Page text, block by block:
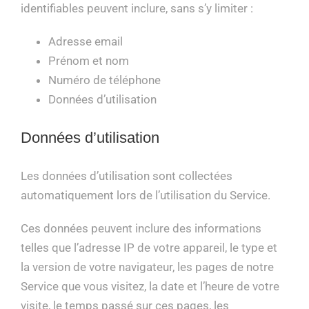
identifiables peuvent inclure, sans s’y limiter :
Adresse email
Prénom et nom
Numéro de téléphone
Données d’utilisation
Données d’utilisation
Les données d’utilisation sont collectées
automatiquement lors de l’utilisation du Service.
Ces données peuvent inclure des informations
telles que l’adresse IP de votre appareil, le type et
la version de votre navigateur, les pages de notre
Service que vous visitez, la date et l’heure de votre
visite, le temps passé sur ces pages, les